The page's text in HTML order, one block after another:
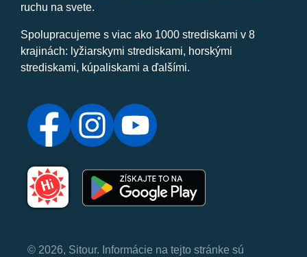
ruchu na svete.
Spolupracujeme s viac ako 1000 strediskami v 8
krajinách: lyžiarskymi strediskami, horskými
strediskami, kúpaliskami a ďalšími.
© 2026, Sitour. Informácie na tejto stránke sú